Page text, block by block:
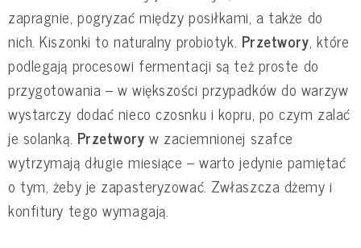
zapragnie, pogryzać między posiłkami, a także do
nich. Kiszonki to naturalny probiotyk. Przetwory, które
podlegają procesowi fermentacji są też proste do
przygotowania – w większości przypadków do warzyw
wystarczy dodać nieco czosnku i kopru, po czym zalać
je solanką. Przetwory w zaciemnionej szafce
wytrzymają długie miesiące – warto jedynie pamiętać
o tym, żeby je zapasteryzować. Zwłaszcza dżemy i
konfitury tego wymagają.